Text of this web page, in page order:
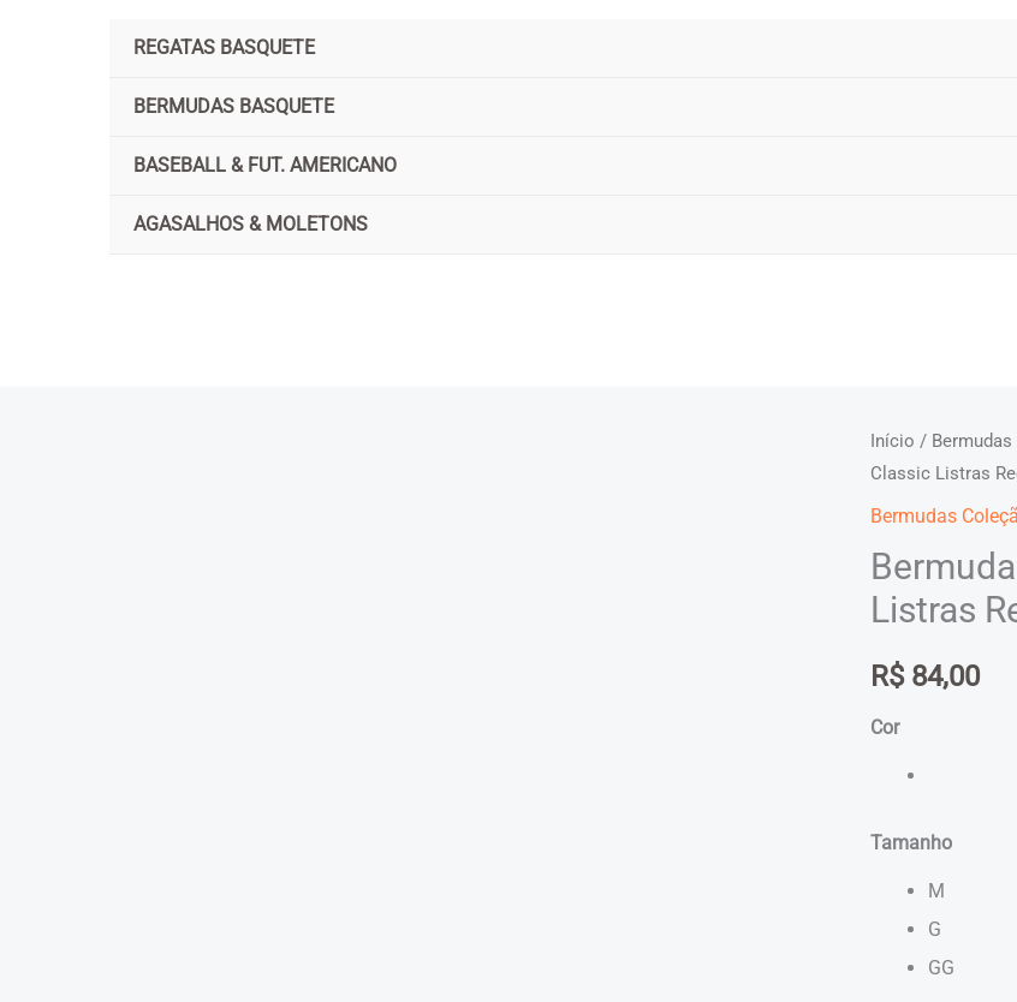
REGATAS BASQUETE
BERMUDAS BASQUETE
BASEBALL & FUT. AMERICANO
AGASALHOS & MOLETONS
Início /
Classic Listras
Bermudas
Listras
R$84,00
Cor
Tamanho
M
G
GG